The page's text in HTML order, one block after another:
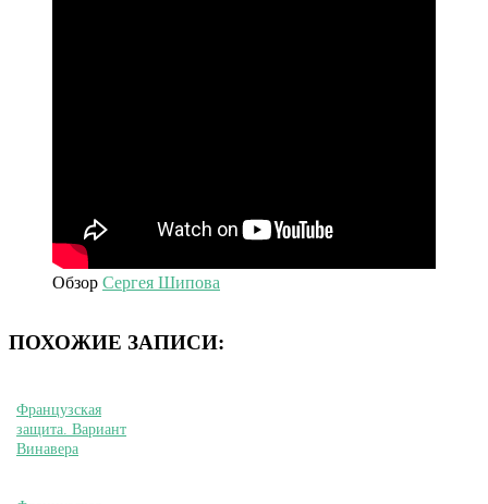
Обзор Сергея Шипова
ПОХОЖИЕ ЗАПИСИ:
Французская
защита. Вариант
Винавера